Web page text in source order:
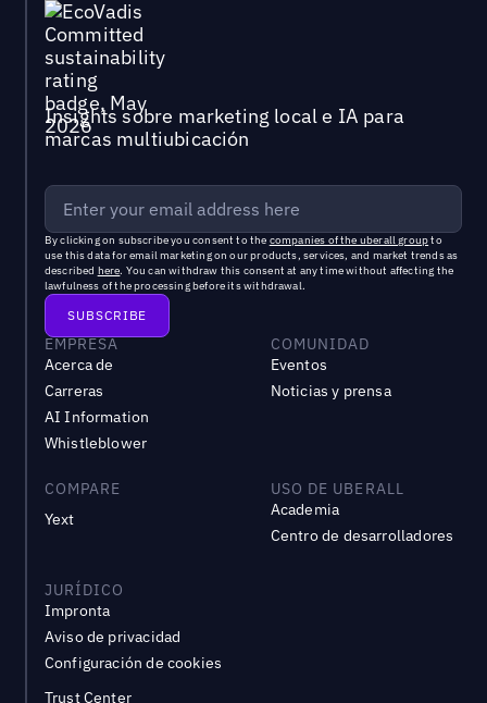
Insights sobre marketing local e IA para
marcas multiubicación
By clicking on subscribe you consent to the companies of the uberall groupto
use this data for email marketing on our products, services, and market trends as
described here. You can withdraw this consent at any time without affecting the
lawfulness of the processing before its withdrawal.
EMPRESA
Acerca de
Carreras
AI Information
Whistleblower
COMUNIDAD
Eventos
Noticias y prensa
COMPARE
Yext
USO DE UBERALL
Academia
Centro de desarrolladores
JURÍDICO
Impronta
Aviso de privacidad
Configuración de cookies
Trust Center